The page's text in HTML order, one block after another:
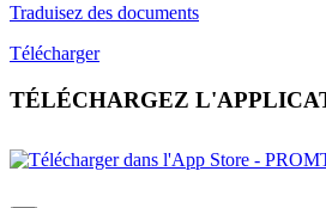
Traduisez des documents
Télécharger
TÉLÉCHARGEZ